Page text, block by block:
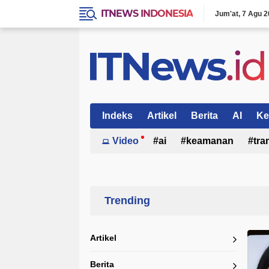
ITNEWS INDONESIA Jum'at 7 Agu
Indeks Artikel Berita AI
Video ai keamanan
Artikel
Berita